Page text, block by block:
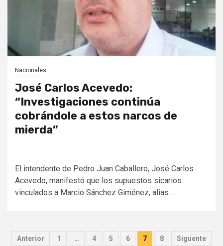
Nacionales
José Carlos Acevedo:
“Investigaciones continúa
cobrándole a estos narcos de
mierda”
El intendente de Pedro Juan Caballero, José Carlos
Acevedo, manifestó que los supuestos sicarios
vinculados a Marcio Sánchez Giménez, alias...
Paginación
Anterior 1 … 4 5 6 7 8 Siguente